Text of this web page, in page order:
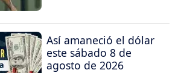
Así amaneció el dólar
este sábado 8 de
agosto de 2026